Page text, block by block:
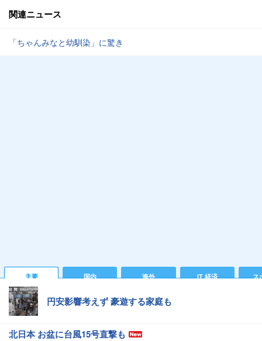
関連ニュース
「ちゃんみなと幼馴染」に驚き
主要 国内 海外 IT 経済 ス
円安影響考えず 豪遊する家庭も
北日本 お盆に台風15号直撃も